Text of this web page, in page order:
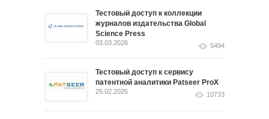
Тестовый доступ к коллекции
журналов издательства Global
Science Press
03.03.2026 5494
Тестовый доступ к сервису
патентной аналитики Patseer ProX
25.02.2026 10733